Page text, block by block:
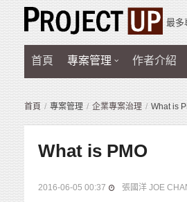
最多
首頁 專案管理 作者介紹
首頁 專案管理 企業專案治理 What is
What is PMO
2016-06-05 00:37 張國洋 JOE